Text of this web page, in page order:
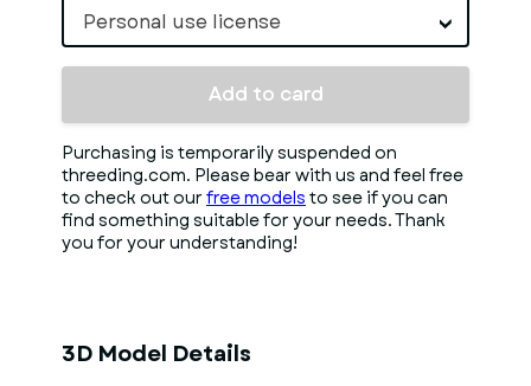
Personal use license
Add to card
Purchasing is temporarily suspended on
threeding.com. Please bear with us and feel free
to check out our free models to see if you can
find something suitable for your needs. Thank
you for your understanding!
3D Model Details